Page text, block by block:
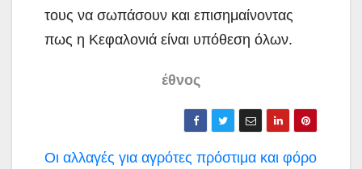
τους να σωπάσουν και επισημαίνοντας
πως η Κεφαλονιά είναι υπόθεση όλων.
έθνος
Πλοήγηση
Οι αλλαγές για αγρότες πρόστιμα και φόρο